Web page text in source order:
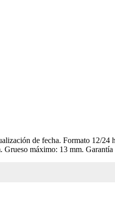
de fecha. Formato 12/24
máximo: 13 mm. Garantía